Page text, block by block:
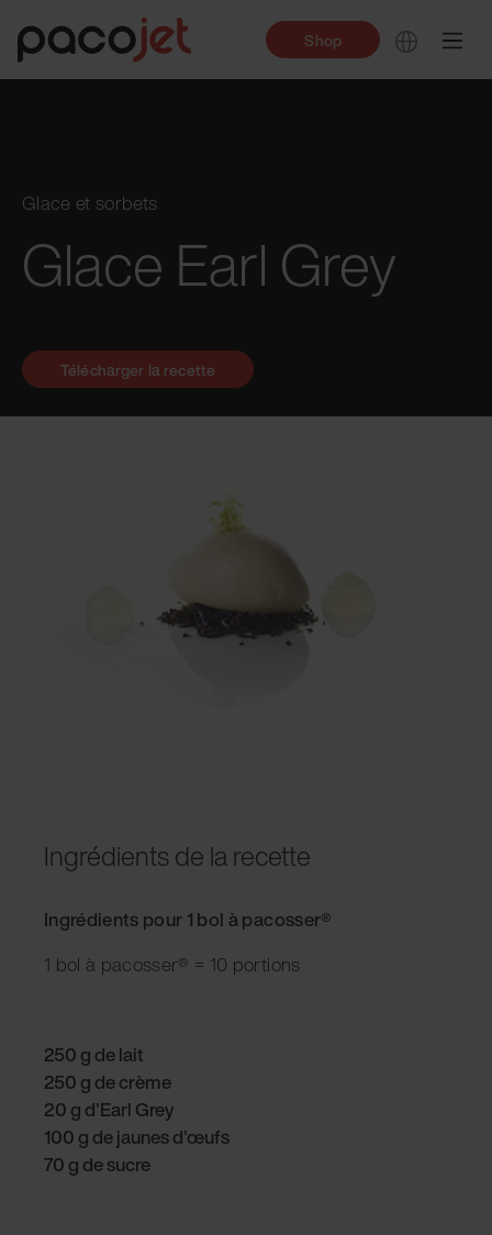
Shop
Glace et sorbets
Glace Earl Grey
Ingrédients de la recette
Ingrédients pour 1 bol à pacosser®
1 bol à pacosser® = 10 portions
250 g de lait
250 g de crème
20 g d'Earl Grey
100 g de jaunes d'œufs
70 g de sucre
Télécharger la recette